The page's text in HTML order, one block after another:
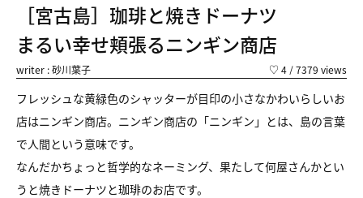
［宮古島］珈琲と焼きドーナツ
まるい幸せ頬張るニンギン商店
writer : 砂川葉子 ♡ 4 / 7379 views
フレッシュな黄緑色のシャッターが目印の小さなかわいらしいお
店はニンギン商店。ニンギン商店の「ニンギン」とは、島の言葉
で人間という意味です。
なんだかちょっと哲学的なネーミング、果たして何屋さんかとい
うと焼きドーナツと珈琲のお店です。